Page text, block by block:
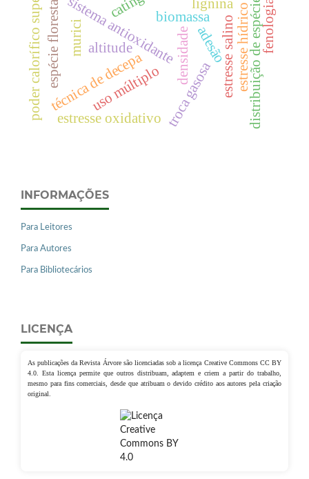
biomassa
densidade
sistema antioxidante
troca gasosa
técnica de decepa
lignina
poder calorífico superior estresse salinoestresse hídrico
altitude
estresse oxidativo distribuição de espéciesfenologia
murici adesão
uso múltiplo
espécie florestal
INFORMAÇÕES
Para Leitores
Para Autores
Para Bibliotecários
LICENÇA
As publicações da Revista Árvore são licenciadas sob a licença Creative Commons CC BY
4.0. Esta licença permite que outros distribuam, adaptem e criem a partir do trabalho,
mesmo para fins comerciais, desde que atribuam o devido crédito aos autores pela criação
original.